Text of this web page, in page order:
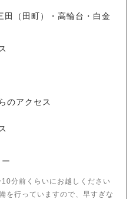
田（田町）・高輪台・白金
のアクセス
分前くらいにお越しください
を行っていますので、早すぎな